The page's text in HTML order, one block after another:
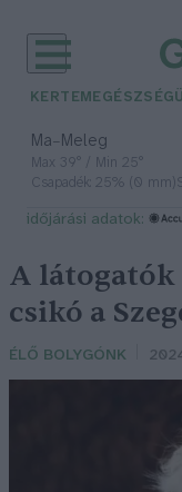
KERTEM
Ma– Meleg
Max 39° / Min 25°
Csapadék: 25% (0 mm)
időjárási adatok:
A
csikó a
ÉLŐ BOLYGÓNK